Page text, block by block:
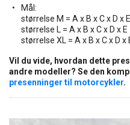
Mål:
størrelse M = A x B x C x D x
størrelse L = A x B x C x D x
størrelse XL = A x B x C x D
Vil du vide, hvordan dette
andre modeller? Se den
presenninger til motorcykler.